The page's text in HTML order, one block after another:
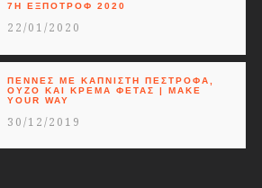
7Η ΕΞΠΟΤΡΟΦ 2020
22/01/2020
ΠΈΝΝΕΣ ΜΕ ΚΑΠΝΙΣΤΉ ΠΈΣΤΡΟΦΑ,
ΟΎΖΟ ΚΑΙ ΚΡΈΜΑ ΦΈΤΑΣ | MAKE
YOUR WAY
30/12/2019